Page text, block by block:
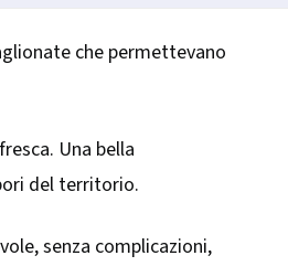
che permettevano
Una bella
del territorio.
senza complicazioni,